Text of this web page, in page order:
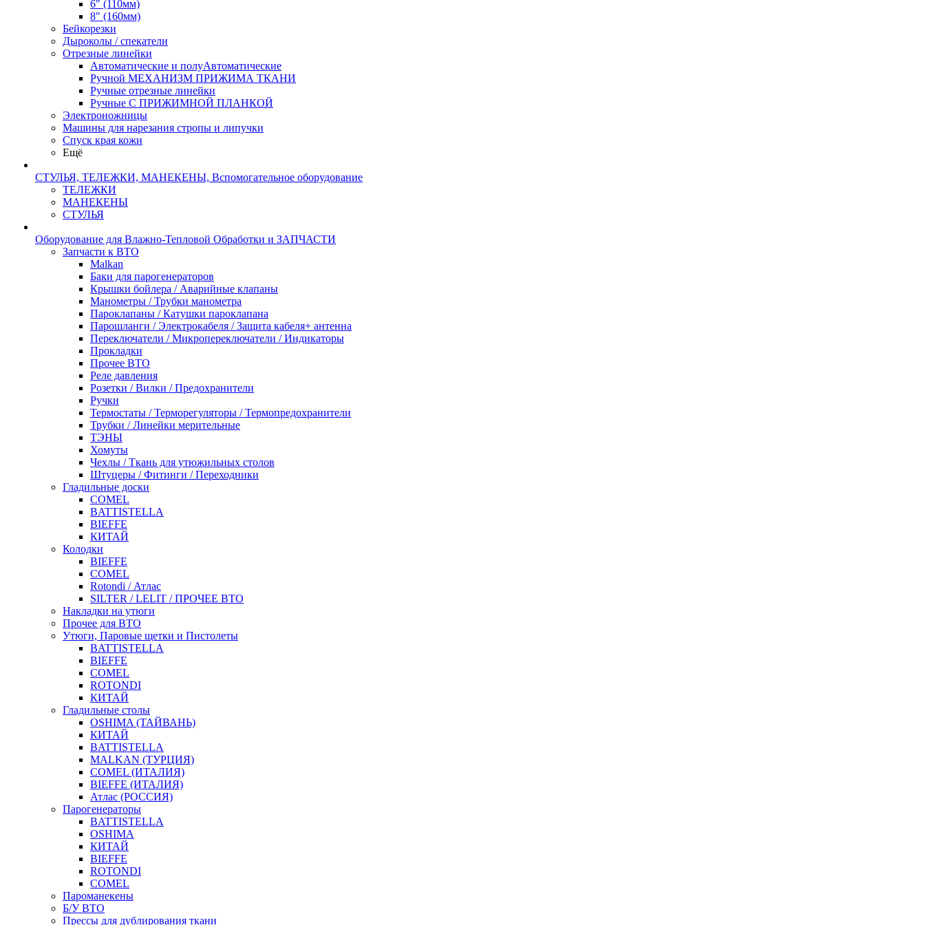
6" (110мм)
8" (160мм)
Бейкорезки
Дыроколы / спекатели
Отрезные линейки
Автоматические и полуАвтоматические
Ручной МЕХАНИЗМ ПРИЖИМА ТКАНИ
Ручные отрезные линейки
Ручные С ПРИЖИМНОЙ ПЛАНКОЙ
Электроножницы
Машины для нарезания стропы и липучки
Спуск края кожи
Ещё
СТУЛЬЯ, ТЕЛЕЖКИ, МАНЕКЕНЫ, Вспомогательное оборудование
ТЕЛЕЖКИ
МАНЕКЕНЫ
СТУЛЬЯ
Оборудование для Влажно-Тепловой Обработки и ЗАПЧАСТИ
Запчасти к ВТО
Malkan
Баки для парогенераторов
Крышки бойлера / Аварийные клапаны
Манометры / Трубки манометра
Пароклапаны / Катушки пароклапана
Парошланги / Электрокабеля / Защита кабеля+ антенна
Переключатели / Микропереключатели / Индикаторы
Прокладки
Прочее ВТО
Реле давления
Розетки / Вилки / Предохранители
Ручки
Термостаты / Терморегуляторы / Термопредохранители
Трубки / Линейки мерительные
ТЭНЫ
Хомуты
Чехлы / Ткань для утюжильных столов
Штуцеры / Фитинги / Переходники
Гладильные доски
COMEL
BATTISTELLA
BIEFFE
КИТАЙ
Колодки
BIEFFE
COMEL
Rotondi / Атлас
SILTER / LELIT / ПРОЧЕЕ ВТО
Накладки на утюги
Прочее для ВТО
Утюги, Паровые щетки и Пистолеты
BATTISTELLA
BIEFFE
COMEL
ROTONDI
КИТАЙ
Гладильные столы
OSHIMA (ТАЙВАНЬ)
КИТАЙ
BATTISTELLA
MALKAN (ТУРЦИЯ)
COMEL (ИТАЛИЯ)
BIEFFE (ИТАЛИЯ)
Атлас (РОССИЯ)
Парогенераторы
BATTISTELLA
OSHIMA
КИТАЙ
BIEFFE
ROTONDI
COMEL
Пароманекены
Б/У ВТО
Прессы для дублирования ткани